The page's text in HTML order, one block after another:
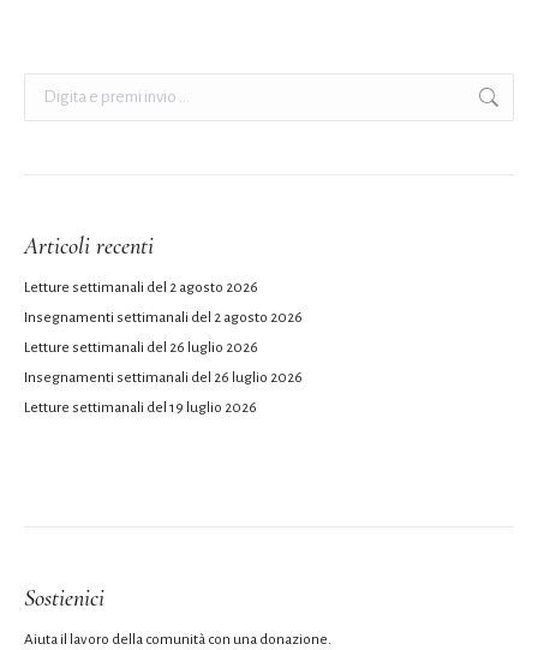
Articoli recenti
Letture settimanali del 2 agosto 2026
Insegnamenti settimanali del 2 agosto 2026
Letture settimanali del 26 luglio 2026
Insegnamenti settimanali del 26 luglio 2026
Letture settimanali del 19 luglio 2026
Sostienici
Aiuta il lavoro della comunità con una donazione.